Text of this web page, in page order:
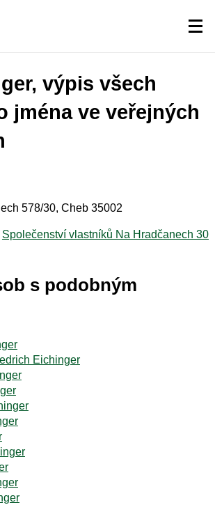
výpis všech
jména ve veřejných
578/30, Cheb 35002
Společenství vlastníků Na Hradčanech 30
s podobným
Eichinger